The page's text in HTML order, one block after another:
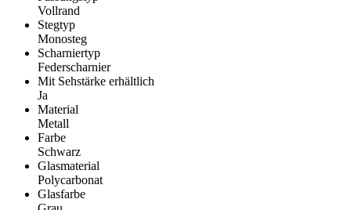
Vollrand
Stegtyp
Monosteg
Scharniertyp
Federscharnier
Mit Sehstärke erhältlich
Ja
Material
Metall
Farbe
Schwarz
Glasmaterial
Polycarbonat
Glasfarbe